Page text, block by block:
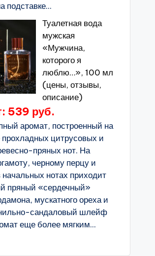
подставке...
Туалетная вода
мужская
«Мужчина,
которого я
люблю…», 100 мл
(цены, отзывы,
описание)
539 руб.
аромат, построенный на
прохладных цитрусовых и
пряных нот. На
черному перцу и
нотах приходит
пряный «сердечный»
мускатного ореха и
сандаловый шлейф
еще более мягким...